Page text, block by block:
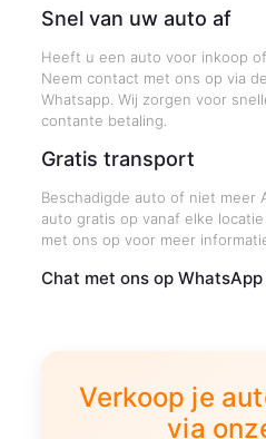
Snel van uw auto af
Heeft u een auto voor inkoop
Neem contact met ons op via
Whatsapp. Wij zorgen voor
contante betaling.
Gratis transport
Beschadigde auto of niet meer
auto gratis op vanaf elke
met ons op voor meer
Chat met ons op WhatsApp
Verkoop je
via